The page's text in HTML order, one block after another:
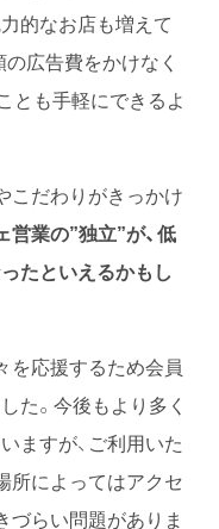
的なお店も増えて
広告費をかけなく
とも手軽にできるよ
こだわりがきっかけ
業の”独立”が、低
たといえるかもし
を応援するため会員
た。今後もより多く
ますが、ご利用いた
所によってはアクセ
づらい問題がありま